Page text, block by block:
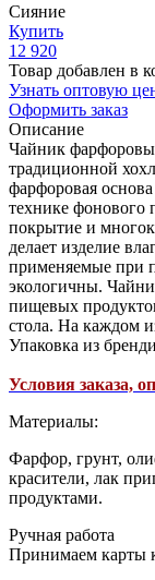
Сияние
Купить
12 920
Товар добавлен в
Узнать оптовую
Оформить заказ
Описание
Чайник
традиционной
фарфоровая
технике фонового
покрытие и
делает изделие
применяемые при
экологичны.
пищевых
стола. На каждом
Упаковка из
Условия заказа,
Материалы:
Фарфор, грунт,
красители, лак
продуктами.
Ручная работа
Принимаем карты